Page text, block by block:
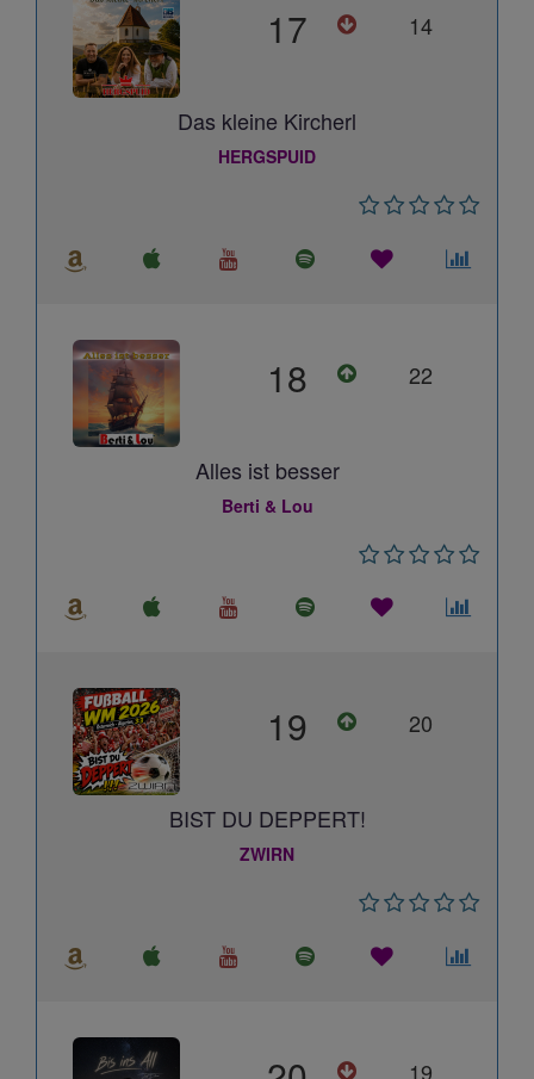
17 14
Das kleine Kircherl
HERGSPUID
18 22
Alles ist besser
Berti & Lou
19 20
BIST DU DEPPERT!
ZWIRN
19